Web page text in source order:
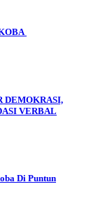
DEMOKRASI,
VERBAL
Di Puntun